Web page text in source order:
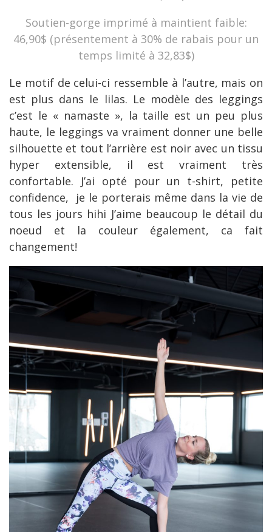
Soutien-gorge imprimé à maintient faible:
46,90$ (présentement à 30% de rabais pour un
temps limité à 32,83$)
Le motif de celui-ci ressemble à l’autre, mais on
est plus dans le lilas. Le modèle des leggings
c’est le « namaste », la taille est un peu plus
haute, le leggings va vraiment donner une belle
silhouette et tout l’arrière est noir avec un tissu
hyper extensible, il est vraiment très
confortable. J’ai opté pour un t-shirt, petite
confidence, je le porterais même dans la vie de
tous les jours hihi J’aime beaucoup le détail du
noeud et la couleur également, ca fait
changement!